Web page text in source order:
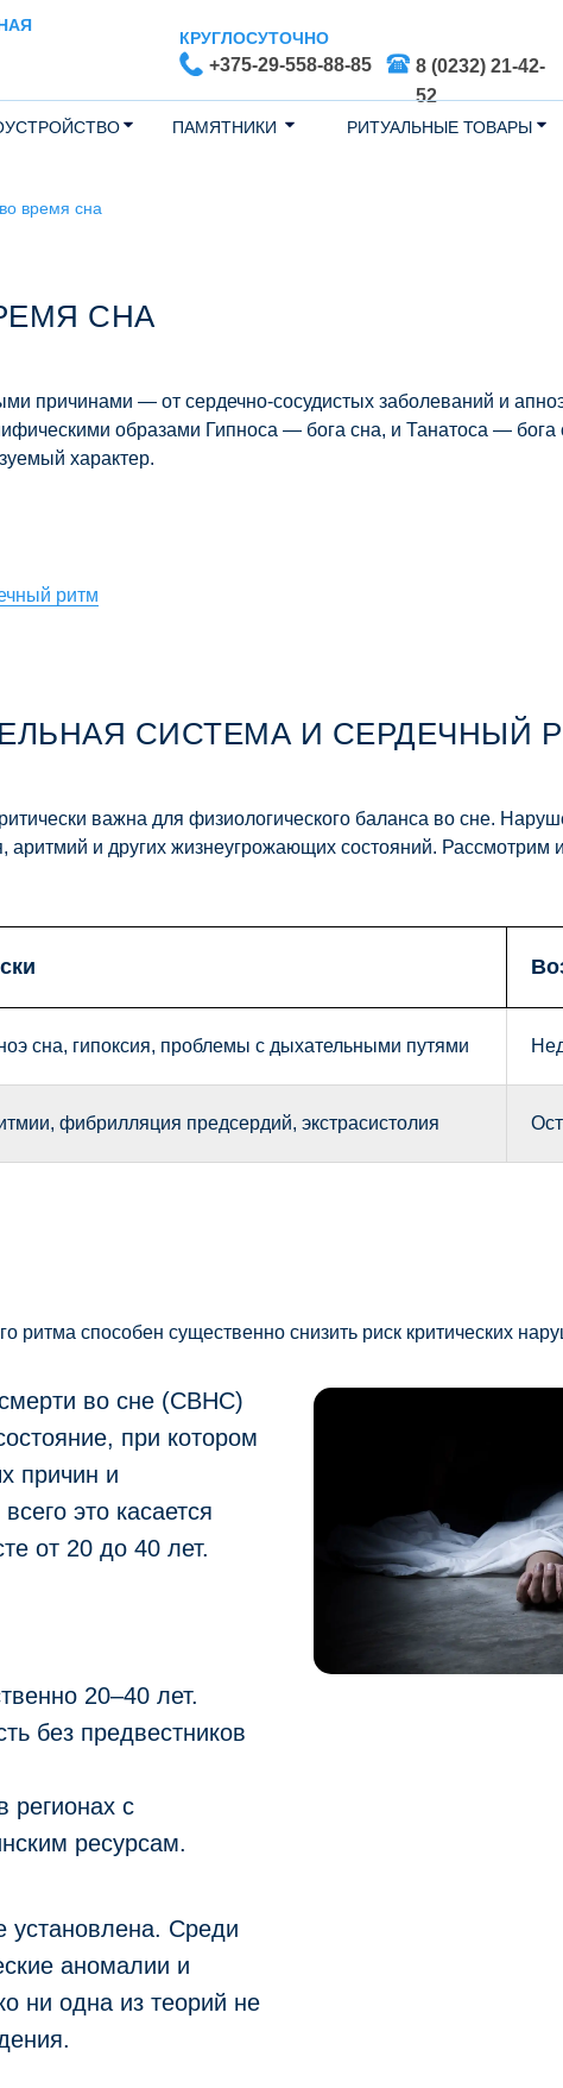
КРУГЛОСУТОЧНО
+375-29-558-88-85
8 (0232) 21-42-
52
ПАМЯТНИКИ РИТУАЛЬНЫЕ ТОВАРЫ
время сна
СНА
причинами — от сердечно-сосудистых заболеваний и
образами Гипноса — бога сна, и Танатоса — бога
характер.
ритм
СИСТЕМА И СЕРДЕЧНЫЙ
важна для физиологического баланса во сне.
и других жизнеугрожающих состояний. Рассмотрим
сна, гипоксия, проблемы с дыхательными путями
фибрилляция предсердий, экстрасистолия
ритма способен существенно снизить риск критических
во сне (СВНС)
при котором
причин и
это касается
от 20 до 40 лет.
20–40 лет.
без предвестников
регионах с
ресурсам.
Среди
аномалии и
ни одна из теорий не